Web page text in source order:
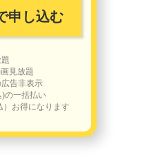
申し込む
見放題
告非表示
)の一括払い
）お得になります